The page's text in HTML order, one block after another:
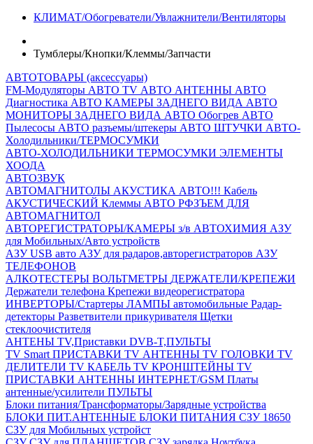
КЛИМАТ/Обогреватели/Увлажнители/Вентиляторы
Тумблеры/Кнопки/Клеммы/Запчасти
АВТОТОВАРЫ (аксессуары)
FM-Модуляторы АВТО TV АВТО АНТЕННЫ АВТО
Диагностика АВТО КАМЕРЫ ЗАДНЕГО ВИДА АВТО
МОНИТОРЫ ЗАДНЕГО ВИДА АВТО Обогрев АВТО
Пылесосы АВТО разъемы/штекеры АВТО ШТУЧКИ АВТО-
Холодильники/ТЕРМОСУМКИ
АВТО-ХОЛОДИЛЬНИКИ ТЕРМОСУМКИ ЭЛЕМЕНТЫ
ХООДА
АВТОЗВУК
АВТОМАГНИТОЛЫ АКУСТИКА АВТО!!! Кабель
АКУСТИЧЕСКИЙ Клеммы АВТО РФЗЪЕМ ДЛЯ
АВТОМАГНИТОЛ
АВТОРЕГИСТРАТОРЫ/КАМЕРЫ з/в АВТОХИМИЯ АЗУ
для Мобильных/Авто устройств
АЗУ USB авто АЗУ для радаров,авторегистраторов АЗУ
ТЕЛЕФОНОВ
АЛКОТЕСТЕРЫ ВОЛЬТМЕТРЫ ДЕРЖАТЕЛИ/КРЕПЕЖИ
Держатели телефона Крепежи видеорегистратора
ИНВЕРТОРЫ/Стартеры ЛАМПЫ автомобильные Радар-
детекторы Разветвители прикуривателя Щетки
стеклоочистителя
АНТЕНЫ ТV,Приставки DVB-T,ПУЛЬТЫ
TV Smart ПРИСТАВКИ TV АНТЕННЫ TV ГОЛОВКИ TV
ДЕЛИТЕЛИ TV КАБЕЛЬ TV КРОНШТЕЙНЫ TV
ПРИСТАВКИ АНТЕННЫ ИНТЕРНЕТ/GSM Платы
антенные/усилители ПУЛЬТЫ
Блоки питания/Трансформаторы/Зарядные устройства
БЛОКИ ПИТ.АНТЕННЫЕ БЛОКИ ПИТАНИЯ СЗУ 18650
СЗУ для Мобильных устройст